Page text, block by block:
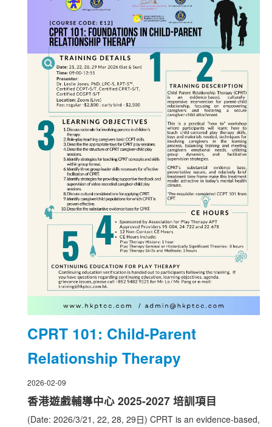
CPRT 101: Child-Parent
Relationship Therapy
2026-02-09
香港遊戲輔導中心 2025-2027 培訓項目
(Date: 2026/3/21, 22, 28, 29日) CPRT is an evidence-based,